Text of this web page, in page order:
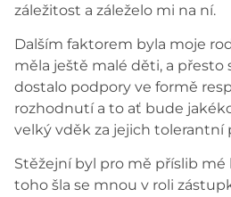
záležitost a záleželo mi na ní.
Dalším faktorem byla moje
měla ještě malé děti, a přesto
dostalo podpory ve formě
rozhodnutí a to ať bude
velký vděk za jejich tolerantní
Stěžejní byl pro mě příslib mé
toho šla se mnou v roli